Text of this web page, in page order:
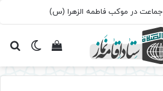
جماعت در موکب فاطمه الزهرا (س)
تغییرمشاهده